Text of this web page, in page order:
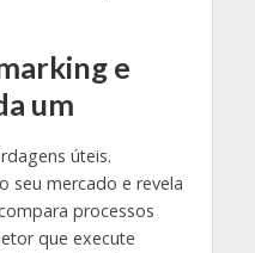
e
um
úteis.
seu mercado e revela
processos
que execute